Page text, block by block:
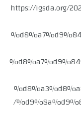
https://igsda.org/